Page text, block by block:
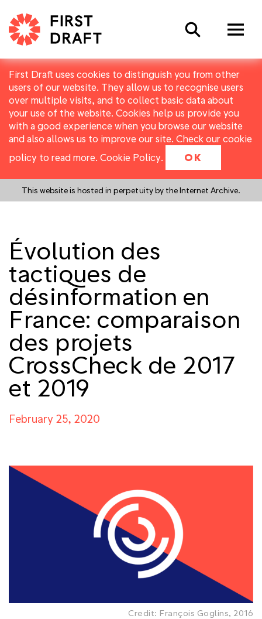
First Draft uses cookies to distinguish you from other
users of our website. They allow us to recognise users
over multiple visits, and to collect basic data about
your use of the website. Cookies help us provide you
with a good experience when you browse our website
and also allows us to improve our site. Check our cookie
policy to read more. Cookie Policy. OK
This website is hosted in perpetuity by the Internet Archive.
Search
Évolution des
tactiques de
désinformation en
France: comparaison
des projets
CrossCheck de 2017
et 2019
February 25, 2020
Credit: François Goglins, 2016